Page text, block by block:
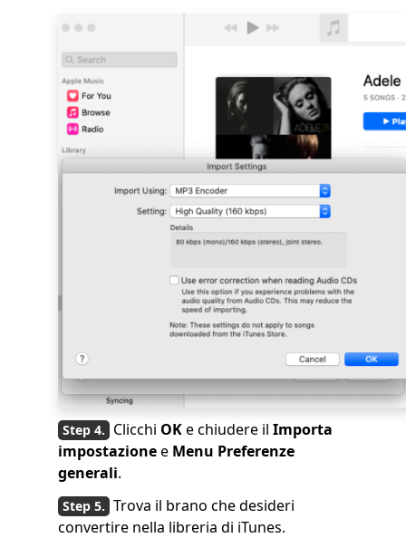
Clicchi OKe chiudere il Importa
impostazionee Menu Preferenze
generali.
Trova il brano che desideri
convertire nella libreria di iTunes.